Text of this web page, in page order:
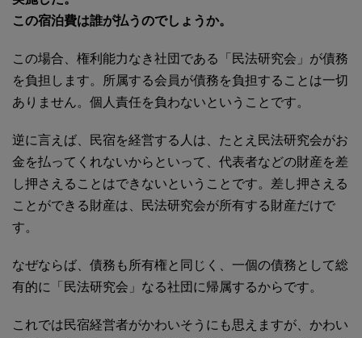
この宿泊費は誰が払うのでしょうか。
この場合、権利能力なき社団である「民法研究会」が債務
を負担します。所属する会員が債務を負担することは一切
ありません。個人責任を負わないということです。
逆に言えば、民宿を経営する人は、たとえ民法研究会がお
金を払ってくれないからといって、代表者などの財産を差
し押さえることはできないということです。差し押さえる
ことができる財産は、民法研究会が所有する財産だけで
す。
なぜならば、債務も所有権と同じく、一個の債務として総
有的に「民法研究会」なる社団に帰属するからです。
これでは民宿経営者がかわいそうにも思えますが、かわい